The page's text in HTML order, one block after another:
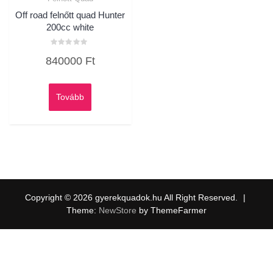
Off road felnőtt quad Hunter
200cc white
0
840000 Ft
Tovább
Copyright © 2026 gyerekquadok.hu All Right Reserved.
|
Theme: NewStore by ThemeFarmer